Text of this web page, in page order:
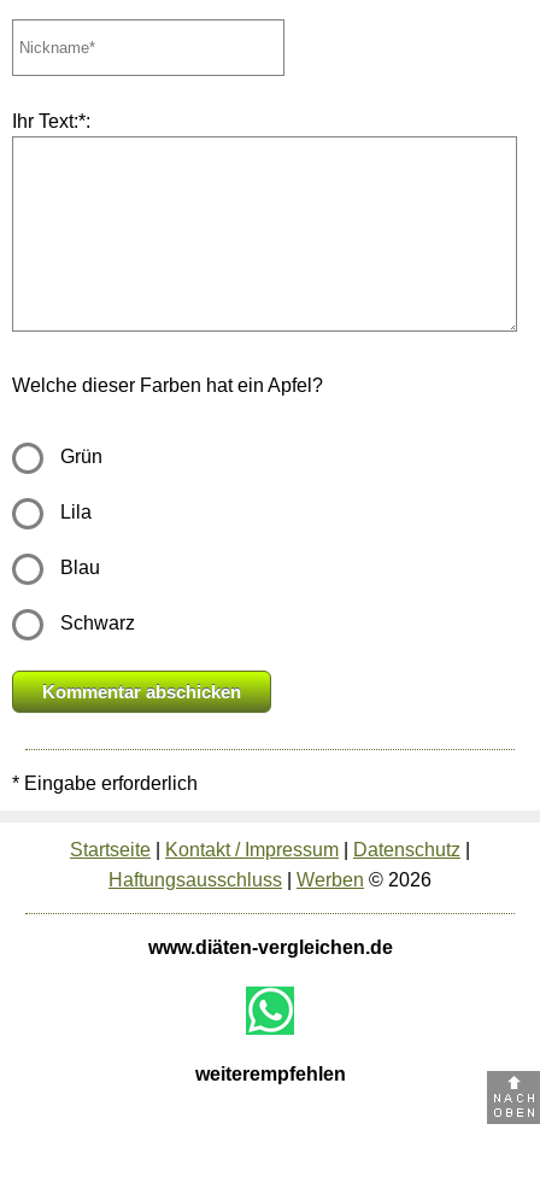
Ihr Text:*:
Welche dieser Farben hat ein Apfel?
Grün
Lila
Blau
Schwarz
* Eingabe erforderlich
Startseite Kontakt / Impressum Datenschutz
Haftungsausschluss
Werben © 2026
www.diäten-vergleichen.de
weiterempfehlen